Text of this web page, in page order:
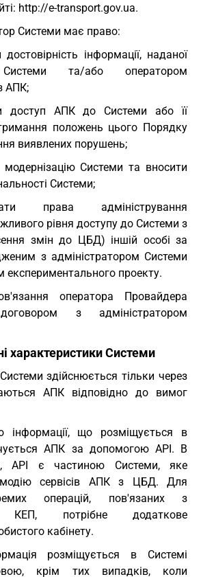
http://e-transport.gov.ua.
Системи має право:
інформації, наданої
Системи та/або оператором
АПК;
доступ АПК до Системи або її
положень цього Порядку
виявлених порушень;
Системи та вносити
Системи;
права адміністрування
рівня доступу до Системи з
змін до ЦБД) іншій особі за
з адміністратором Системи
експериментального проекту.
оператора Провайдера
з адміністратором
характеристики Системи
здійснюється тільки через
АПК відповідно до вимог
що розміщується в
АПК за допомогою API. В
API є частиною Системи, яке
сервісів АПК з ЦБД. Для
операцій, пов'язаних з
КЕП, потрібне додаткове
кабінету.
розміщується в Системі
крім тих випадків, коли